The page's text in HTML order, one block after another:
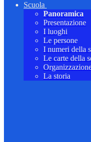
Scuola
Panoramica
Presentazione
I luoghi
Le persone
I numeri della
Le carte della
La storia